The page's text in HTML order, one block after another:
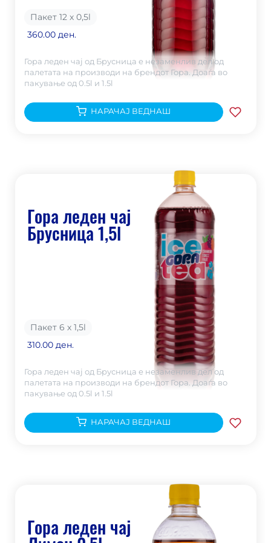
Пакет 12 х 0,5l
360.00 ден.
Гора леден чај од Брусница е незаменлив дел од
палетата на производи на брендот Гора. Доаѓа во
пакување од 0.5l и 1.5l
НАРАЧАЈ ВЕДНАШ
Гора леден чај
Брусница 1,5l
Пакет 6 х 1,5l
310.00 ден.
Гора леден чај од Брусница е незаменлив дел од
палетата на производи на брендот Гора. Доаѓа во
пакување од 0.5l и 1.5l
НАРАЧАЈ ВЕДНАШ
Гора леден чај